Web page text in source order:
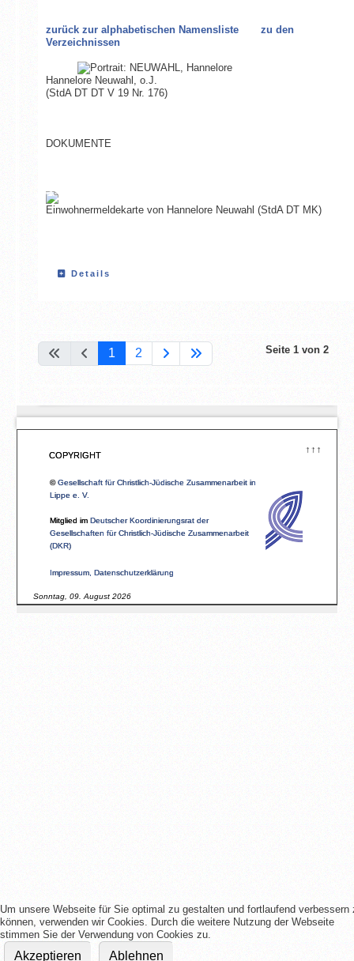
↑↑↑
COPYRIGHT
©Gesellschaft für Christlich-Jüdische Zusammenarbeit in
Lippe e. V.
Mitglied imDeutscher Koordinierungsrat der
Gesellschaften für Christlich-Jüdische Zusammenarbeit
(DKR)
Impressum, Datenschutzerklärung
Sonntag, 09. August 2026
zurück zur alphabetischen Namensliste
zu den
Verzeichnissen
Hannelore Neuwahl , o.J.
(StdA DT DT V 19 Nr. 176)
DOKUMENTE
Einwohnermeldekarte von Hannelore Neuwahl (StdA DT MK)
Details
Seite 1 von 2
1 2
Um unsere Webseite für Sie optimal zu gestalten und fortlaufend verbessern
können, verwenden wir Cookies. Durch die weitere Nutzung der Webseite
stimmen Sie der Verwendung von Cookies zu.
Akzeptieren Ablehnen